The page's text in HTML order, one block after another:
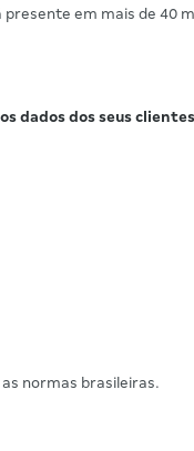
em mais de 40
dados dos seus
normas brasileiras.